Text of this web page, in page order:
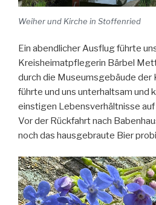
Weiher und Kirche in Stoffenried
Ein abendlicher Ausflug führte
Kreisheimatpflegerin Bärbel
durch die Museumsgebäude der
führte und uns unterhaltsam und
einstigen Lebensverhältnisse
Vor der Rückfahrt nach
noch das hausgebraute Bier